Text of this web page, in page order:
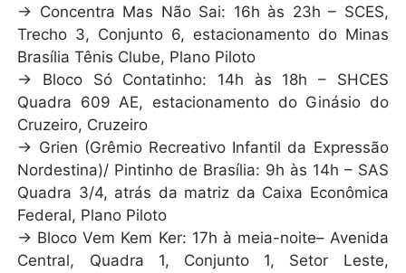
→ Concentra Mas Não Sai: 16h às 23h – SCES,
Trecho 3, Conjunto 6, estacionamento do Minas
Brasília Tênis Clube, Plano Piloto
→ Bloco Só Contatinho: 14h às 18h – SHCES
Quadra 609 AE, estacionamento do Ginásio do
Cruzeiro, Cruzeiro
→ Grien (Grêmio Recreativo Infantil da Expressão
Nordestina)/ Pintinho de Brasília: 9h às 14h – SAS
Quadra 3/4, atrás da matriz da Caixa Econômica
Federal, Plano Piloto
→ Bloco Vem Kem Ker: 17h à meia-noite– Avenida
Central, Quadra 1, Conjunto 1, Setor Leste,